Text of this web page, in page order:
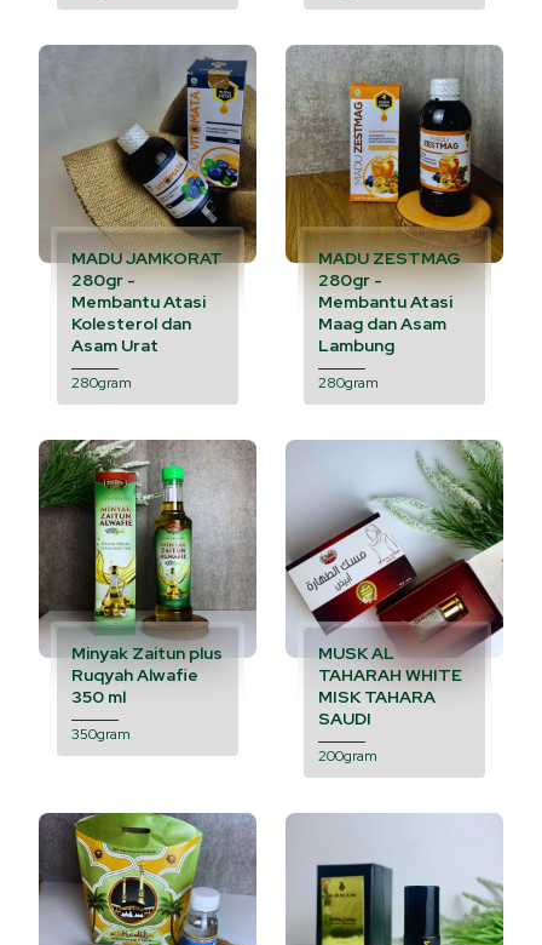
MADU JAMKORAT
280gr -
Membantu Atasi
Kolesterol dan
Asam Urat
280gram
MADU ZESTMAG
280gr -
Membantu Atasi
Maag dan Asam
Lambung
280gram
Minyak Zaitun plus
Ruqyah Alwafie
350 ml
350gram
MUSK AL
TAHARAH WHITE
MISK TAHARA
SAUDI
200gram